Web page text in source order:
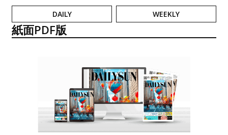
DAILY WEEKLY
紙面PDF版